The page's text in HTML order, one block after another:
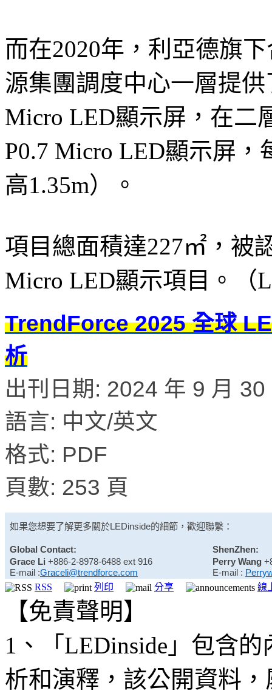
而在2020年，利亞德旗
源集團調度中心一層提供
Micro LED顯示屏，在二
P0.7 Micro LED顯示屏，
高1.35m）。
項目總面積達227㎡，被
Micro LED顯示項目。（
TrendForce 2025 全球
析
出刊日期: 2024 年 9 月 30
語言: 中文/英文
格式: PDF
頁數: 253 頁
如果您想要了解更多關於LEDinside的細節，歡迎聯繫：
Global Contact:
ShenZhen:
Grace Li +886-2-8978-6488 ext 916
E-mail :Graceli@trendforce.com
Perry Wang
E-mail :
RSS
列印 分享 線
【免責聲明】
1、「LEDinside」包含
析和演釋，該公開資料